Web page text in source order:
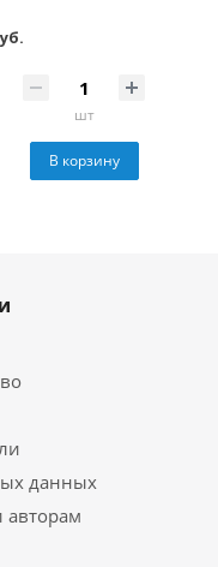
шт
В корзину
данных
авторам